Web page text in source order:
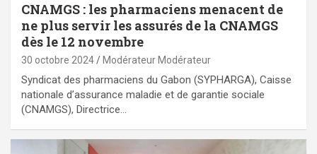
CNAMGS : les pharmaciens menacent de
ne plus servir les assurés de la CNAMGS
dès le 12 novembre
30 octobre 2024 Modérateur Modérateur
Syndicat des pharmaciens du Gabon (SYPHARGA), Caisse
nationale d’assurance maladie et de garantie sociale
(CNAMGS), Directrice…